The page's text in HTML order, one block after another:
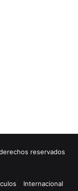
reservados
Internacional